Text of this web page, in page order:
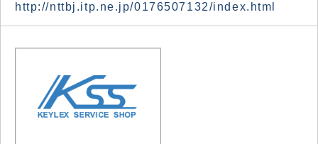
http://nttbj.itp.ne.jp/0176507132/index.html